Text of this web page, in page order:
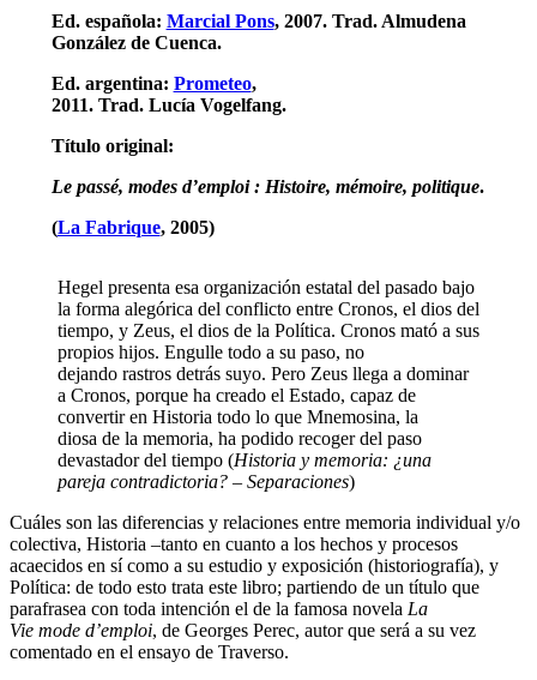
Ed. española: Marcial Pons, 2007. Trad. Almudena
González de Cuenca.
Ed. argentina: Prometeo,
2011. Trad. Lucía Vogelfang.
Título original:
Le passé, modes d’emploi : Histoire, mémoire, politique.
(La Fabrique, 2005)
Hegel presenta esa organización estatal del pasado bajo
la forma alegórica del conflicto entre Cronos, el dios del
tiempo, y Zeus, el dios de la Política. Cronos mató a sus
propios hijos. Engulle todo a su paso, no
dejando rastros detrás suyo. Pero Zeus llega a dominar
a Cronos, porque ha creado el Estado, capaz de
convertir en Historia todo lo que Mnemosina, la
diosa de la memoria, ha podido recoger del paso
devastador del tiempo (Historia y memoria: ¿una
pareja contradictoria? – Separaciones)
Cuáles son las diferencias y relaciones entre memoria individual y/o
colectiva, Historia –tanto en cuanto a los hechos y procesos
acaecidos en sí como a su estudio y exposición (historiografía), y
Política: de todo esto trata este libro; partiendo de un título que
parafrasea con toda intención el de la famosa novela La
Vie mode d’emploi, de Georges Perec, autor que será a su vez
comentado en el ensayo de Traverso.